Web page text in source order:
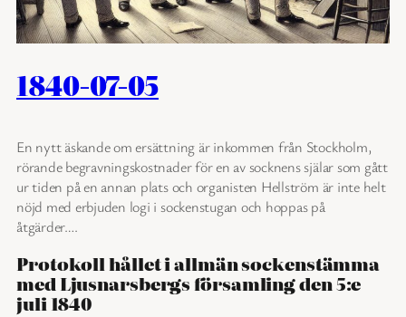
1840-07-05
En nytt äskande om ersättning är inkommen från Stockholm,
rörande begravningskostnader för en av socknens själar som gått
ur tiden på en annan plats och organisten Hellström är inte helt
nöjd med erbjuden logi i sockenstugan och hoppas på
åtgärder….
Protokoll hållet i allmän sockenstämma
med Ljusnarsbergs församling den 5:e
juli 1840